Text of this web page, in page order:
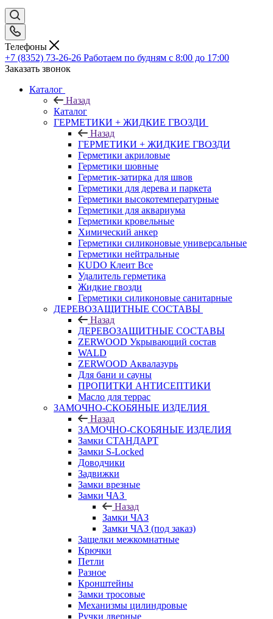
Телефоны
+7 (8352) 73-26-26 Работаем по будням с 8:00 до 17:00
Заказать звонок
Каталог
Назад
Каталог
ГЕРМЕТИКИ + ЖИДКИЕ ГВОЗДИ
Назад
ГЕРМЕТИКИ + ЖИДКИЕ ГВОЗДИ
Герметики акриловые
Герметики шовные
Герметик-затирка для швов
Герметики для дерева и паркета
Герметики высокотемпературные
Герметики для аквариума
Герметики кровельные
Химический анкер
Герметики силиконовые универсальные
Герметики нейтральные
KUDO Клеит Все
Удалитель герметика
Жидкие гвозди
Герметики силиконовые санитарные
ДЕРЕВОЗАЩИТНЫЕ СОСТАВЫ
Назад
ДЕРЕВОЗАЩИТНЫЕ СОСТАВЫ
ZERWOOD Укрывающий состав
WALD
ZERWOOD Аквалазурь
Для бани и сауны
ПРОПИТКИ АНТИСЕПТИКИ
Масло для террас
ЗАМОЧНО-СКОБЯНЫЕ ИЗДЕЛИЯ
Назад
ЗАМОЧНО-СКОБЯНЫЕ ИЗДЕЛИЯ
Замки СТАНДАРТ
Замки S-Locked
Доводчики
Задвижки
Замки врезные
Замки ЧАЗ
Назад
Замки ЧАЗ
Замки ЧАЗ (под заказ)
Защелки межкомнатные
Крючки
Петли
Разное
Кронштейны
Замки тросовые
Механизмы цилиндровые
Ручки дверные